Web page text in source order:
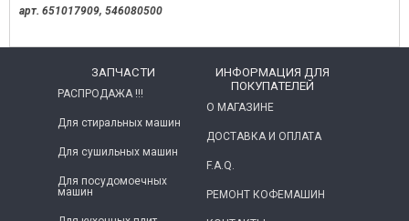
арт. 651017909, 546080500
ЗАПЧАСТИ
РАСПРОДАЖА !!!
Для стиральных машин
Для сушильных машин
Для посудомоечных
машин
ИНФОРМАЦИЯ ДЛЯ
ПОКУПАТЕЛЕЙ
О МАГАЗИНЕ
ДОСТАВКА И ОПЛАТА
F.A.Q.
РЕМОНТ КОФЕМАШИН